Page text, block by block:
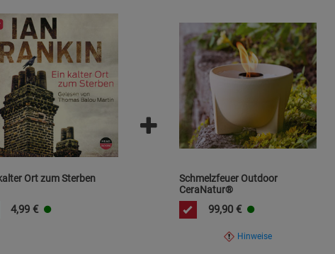
Ort zum Sterben
4,99 €
Schmelzfeuer Outdoor
CeraNatur®
99,90 €
Hinweise
Statistik Cookies (2)
Beschreibung Statistik Cookies
Cookie-Informationenanzeigen
Marketing Cookies (3)
Beschreibung Marketing Cookies
Cookie-Informationenanzeigen
Datenschutzerklärung